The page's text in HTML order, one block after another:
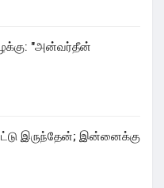
"அன்வர்தீன்
இருந்தேன்; இன்னைக்கு